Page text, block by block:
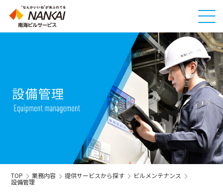
メ
ニ
ュ
ー
ボ
タ
ン
TOP 業務内容 提供サービスから探す ビルメンテナンス
設備管理